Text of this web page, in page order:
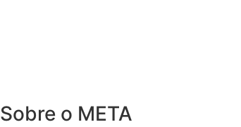
Sobre o META